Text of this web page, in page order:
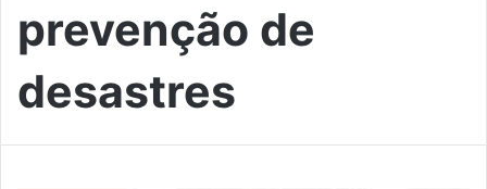
prevenção de
desastres